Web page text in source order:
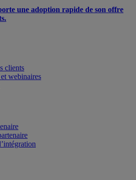
une adoption rapide de son offre
clients
webinaires